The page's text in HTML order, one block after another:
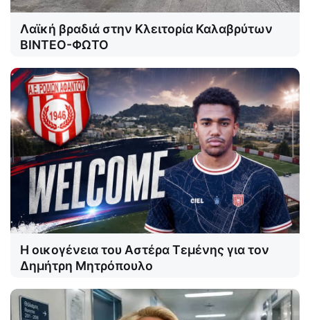
Λαϊκή βραδιά στην Κλειτορία Καλαβρύτων
ΒΙΝΤΕΟ-ΦΩΤΟ
Η οικογένεια του Αστέρα Τεμένης για τον
Δημήτρη Μητρόπουλο